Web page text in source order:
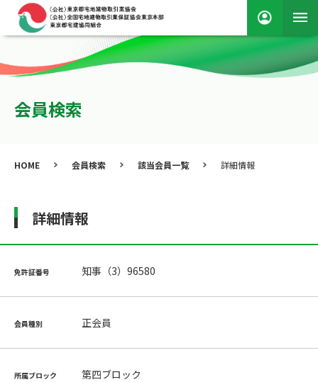
会員検索
HOME 会員検索 該当会員一覧 詳細情報
詳細情報
免許証番号 知事（3）96580
会員種別 正会員
所属ブロック 第四ブロック